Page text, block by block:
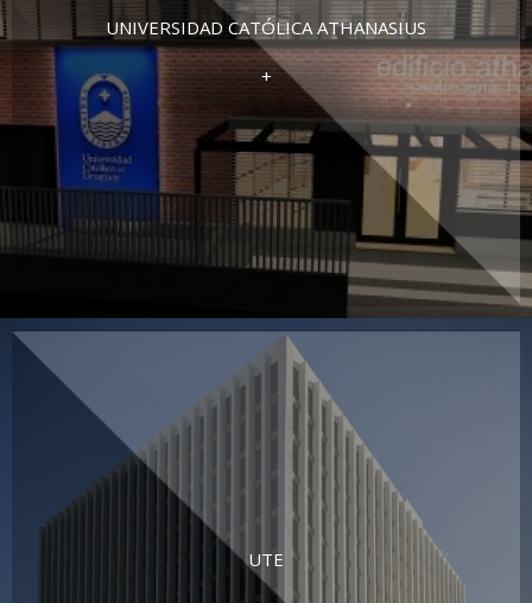
UNIVERSIDAD CATÓLICA ATHANASIUS
+
UTE